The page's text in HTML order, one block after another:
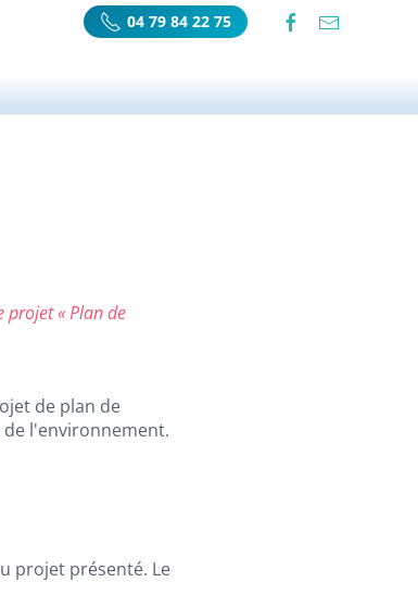
04 79 84 22 75
projet « Plan de
de plan de
de l'environnement.
projet présenté. Le